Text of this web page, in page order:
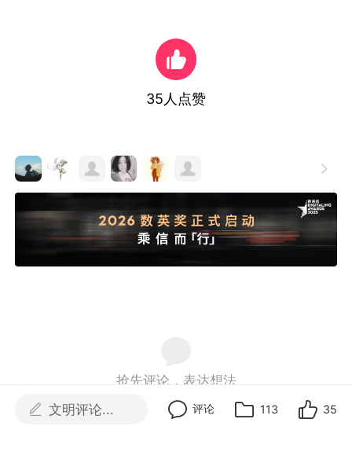
35 人点赞

抢先评论，表达想法
文明评论...
评论 113 35